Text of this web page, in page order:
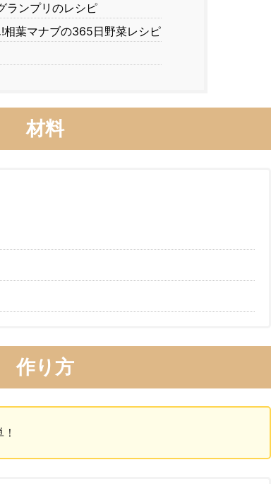
ランプリのレシピ
葉マナブの365日野菜レシピ
材料
作り方